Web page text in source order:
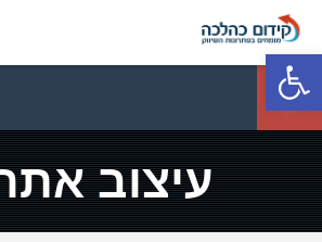
פתח סרגל נגישות
p
עיצוב